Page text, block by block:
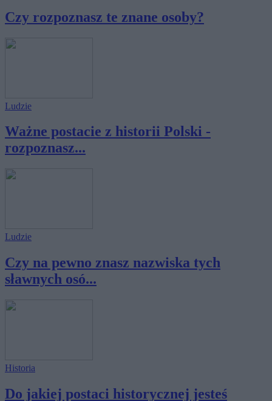
Czy rozpoznasz te znane osoby?
Ludzie
Ważne postacie z historii Polski -
rozpoznasz...
Ludzie
Czy na pewno znasz nazwiska tych
sławnych osó...
Historia
Do jakiej postaci historycznej jesteś